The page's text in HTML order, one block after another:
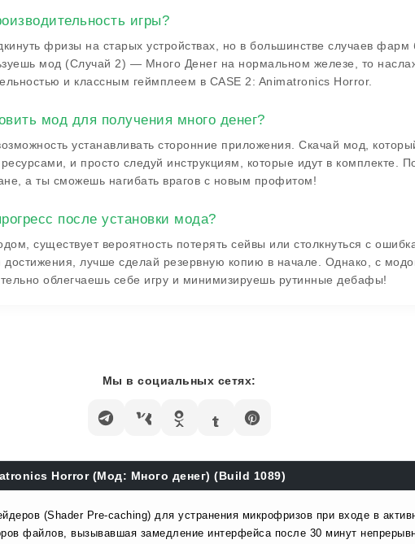
игры?
фризы на старых устройствах, но в большинстве случаев фарм
мод (Случай 2) — Много Денег на нормальном железе, то
и классным геймплеем в CASE 2: Animatronics Horror.
мод для получения много денег?
устанавливать сторонние приложения. Скачай мод,
и просто следуй инструкциям, которые идут в комплекте.
а ты сможешь нагибать врагов с новым профитом!
после установки мода?
существует вероятность потерять сейвы или столкнуться с
достижения, лучше сделай резервную копию в начале. Однако, с
облегчаешь себе игру и минимизируешь рутинные дебафы!
Мы в социальных сетях:
Horror (Мод: Много денег) (Build 1089)
(Shader Pre-caching) для устранения микрофризов при входе в
файлов, вызывавшая замедление интерфейса после 30 минут